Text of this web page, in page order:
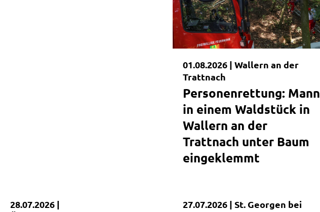
01.08.2026 | Wallern an der
Trattnach
Personenrettung: Mann
in einem Waldstück in
Wallern an der
Trattnach unter Baum
eingeklemmt
28.07.2026 |
27.07.2026 | St. Georgen bei